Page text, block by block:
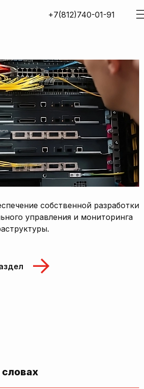
+7(812)740-01-91
собственной разработки
управления и мониторинга